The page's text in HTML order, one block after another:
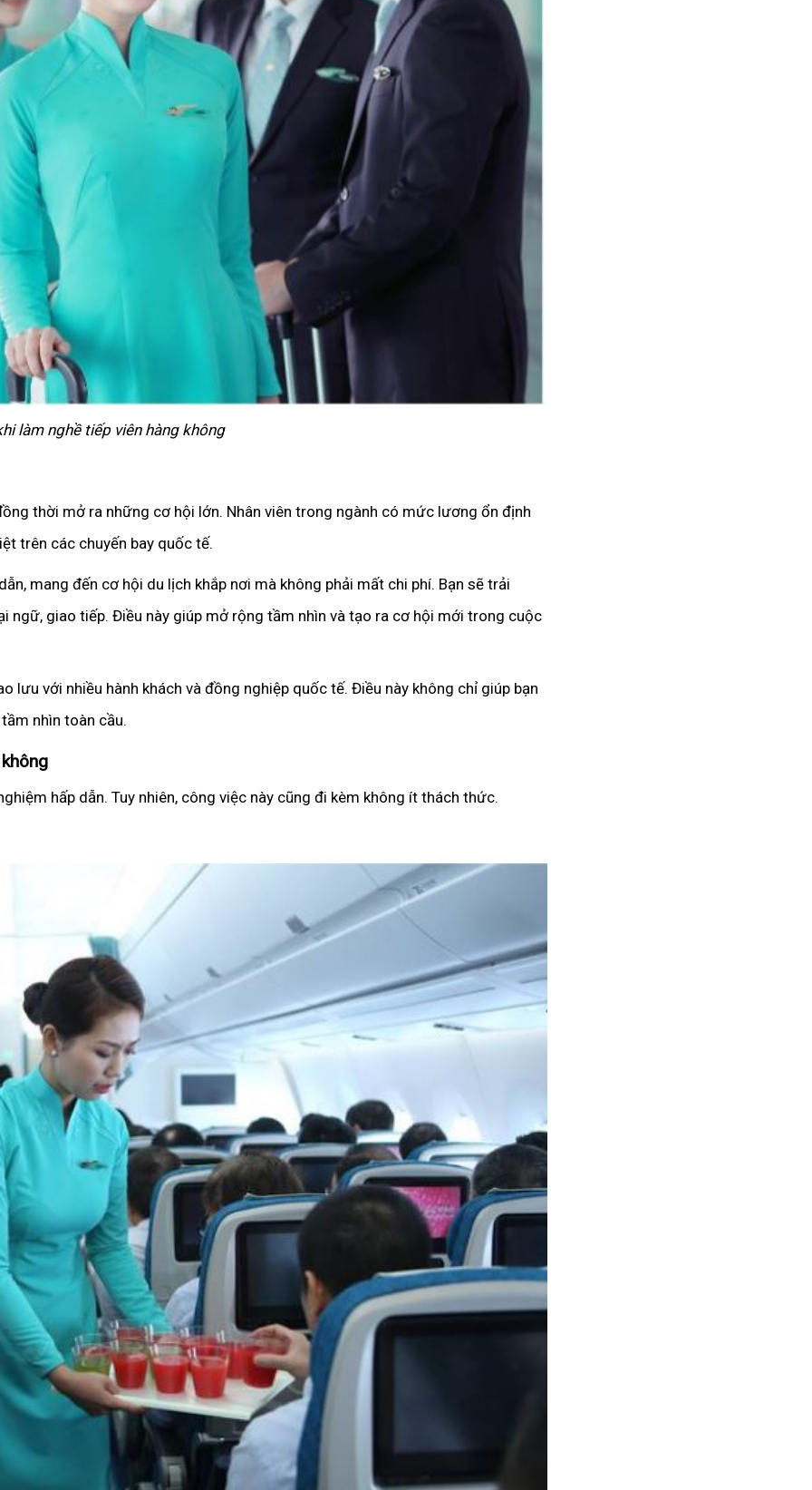
làm nghề tiếp viên hàng không
thời mở ra những cơ hội lớn. Nhân viên trong ngành có mức lương ổn định
trên các chuyến bay quốc tế.
mang đến cơ hội du lịch khắp nơi mà không phải mất chi phí. Bạn sẽ trải
ngữ, giao tiếp. Điều này giúp mở rộng tầm nhìn và tạo ra cơ hội mới trong cuộc
với nhiều hành khách và đồng nghiệp quốc tế. Điều này không chỉ giúp bạn
nhìn toàn cầu.
hấp dẫn. Tuy nhiên, công việc này cũng đi kèm không ít thách thức.